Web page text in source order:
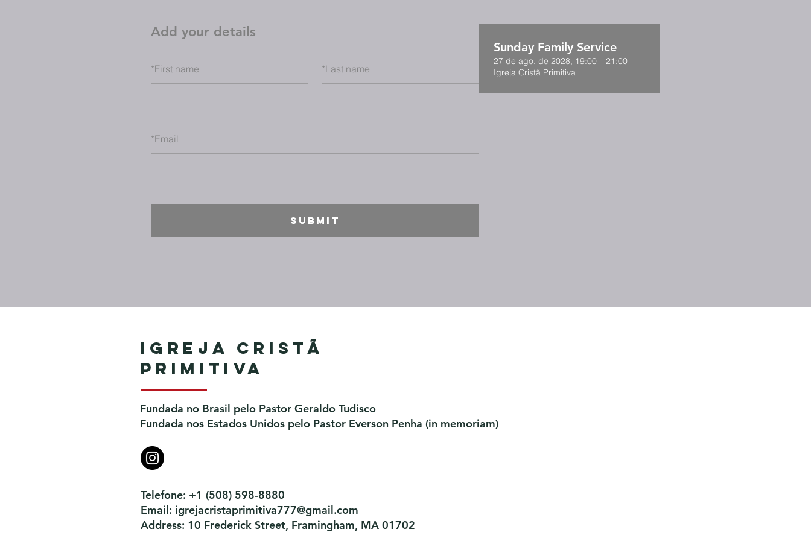
Add your details
*First name *Last name
*Email
SUBMIT
Sunday Family Service
27 de ago. de 2028, 19:00 – 21:00
Igreja Cristã Primitiva
Igreja Cristã
Primitiva
Fundada no Brasil pelo Pastor Geraldo Tudisco
Fundada nos Estados Unidos pelo Pastor Everson Penha​ (in memoriam)
Telefone: +1 (508) 598-8880
Email: igrejacristaprimitiva777@gmail.com
Address: 10 Frederick Street, Framingham, MA 01702